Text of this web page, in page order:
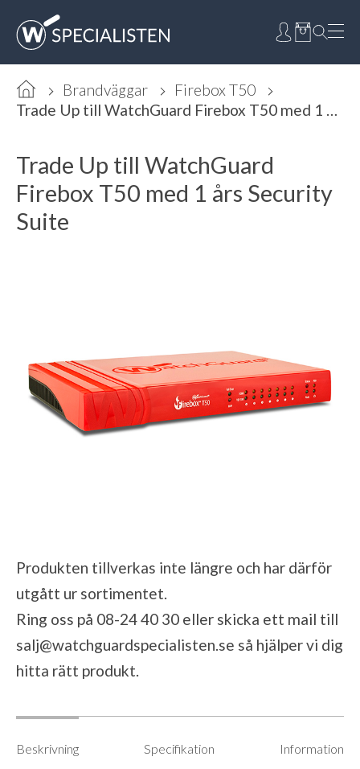
Brandväggar
Firebox T50
Trade Up till WatchGuard Firebox T50 med 1 års Security Suite
Trade Up till WatchGuard
Firebox T50 med 1 års Security
Suite
Produkten tillverkas inte längre och har därför
utgått ur sortimentet.
Ring oss på 08-24 40 30 eller skicka ett mail till
salj@watchguardspecialisten.se så hjälper vi dig
hitta rätt produkt.
Beskrivning Specifikation Information